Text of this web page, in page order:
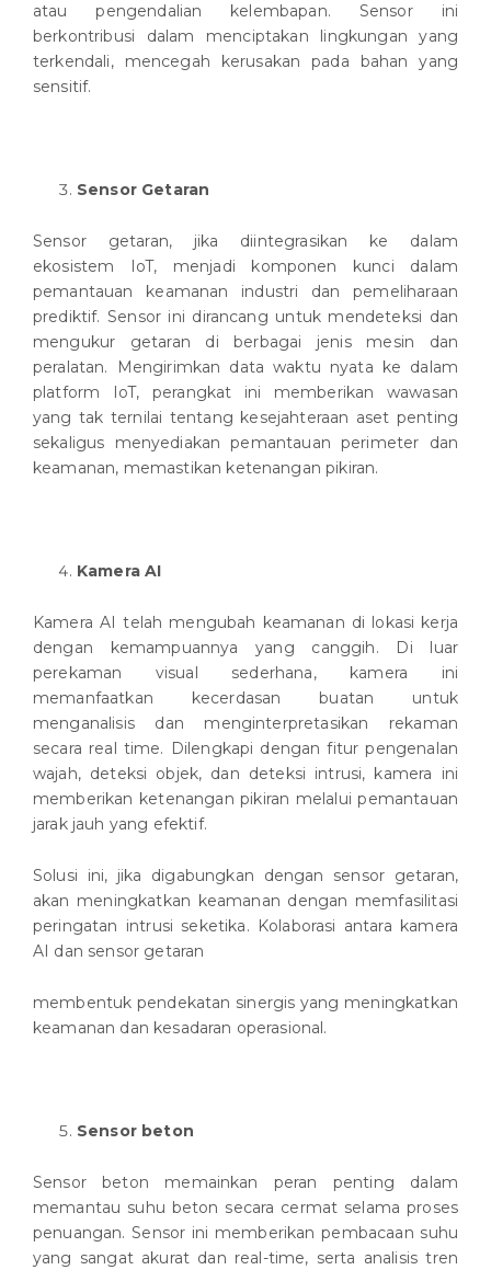
atau pengendalian kelembapan. Sensor ini
berkontribusi dalam menciptakan lingkungan yang
terkendali, mencegah kerusakan pada bahan yang
sensitif.
Sensor Getaran
Sensor getaran, jika diintegrasikan ke dalam
ekosistem IoT, menjadi komponen kunci dalam
pemantauan keamanan industri dan pemeliharaan
prediktif. Sensor ini dirancang untuk mendeteksi dan
mengukur getaran di berbagai jenis mesin dan
peralatan. Mengirimkan data waktu nyata ke dalam
platform IoT, perangkat ini memberikan wawasan
yang tak ternilai tentang kesejahteraan aset penting
sekaligus menyediakan pemantauan perimeter dan
keamanan, memastikan ketenangan pikiran.
Kamera AI
Kamera AI telah mengubah keamanan di lokasi kerja
dengan kemampuannya yang canggih. Di luar
perekaman visual sederhana, kamera ini
memanfaatkan kecerdasan buatan untuk
menganalisis dan menginterpretasikan rekaman
secara real time. Dilengkapi dengan fitur pengenalan
wajah, deteksi objek, dan deteksi intrusi, kamera ini
memberikan ketenangan pikiran melalui pemantauan
jarak jauh yang efektif.
Solusi ini, jika digabungkan dengan sensor getaran,
akan meningkatkan keamanan dengan memfasilitasi
peringatan intrusi seketika. Kolaborasi antara kamera
AI dan sensor getaran
membentuk pendekatan sinergis yang meningkatkan
keamanan dan kesadaran operasional.
Sensor beton
Sensor beton memainkan peran penting dalam
memantau suhu beton secara cermat selama proses
penuangan. Sensor ini memberikan pembacaan suhu
yang sangat akurat dan real-time, serta analisis tren